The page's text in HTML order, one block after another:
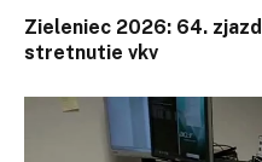
Zieleniec 2026: 64.
stretnutie vkv